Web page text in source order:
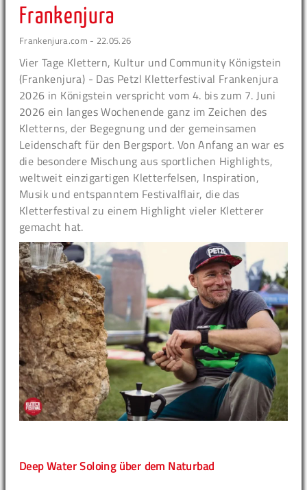
Frankenjura
Frankenjura.com - 22.05.26
Vier Tage Klettern, Kultur und Community Königstein
(Frankenjura) - Das Petzl Kletterfestival Frankenjura
2026 in Königstein verspricht vom 4. bis zum 7. Juni
2026 ein langes Wochenende ganz im Zeichen des
Kletterns, der Begegnung und der gemeinsamen
Leidenschaft für den Bergsport. Von Anfang an war es
die besondere Mischung aus sportlichen Highlights,
weltweit einzigartigen Kletterfelsen, Inspiration,
Musik und entspanntem Festivalflair, die das
Kletterfestival zu einem Highlight vieler Kletterer
gemacht hat.
Deep Water Soloing über dem Naturbad